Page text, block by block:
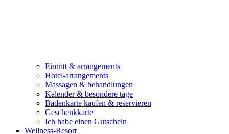
Eintritt & arrangements
Hotel-arrangements
Massagen & behandlungen
Kalender & besondere tage
Badenkarte kaufen & reservieren
Geschenkkarte
Ich habe einen Gutschein
Wellness-Resort